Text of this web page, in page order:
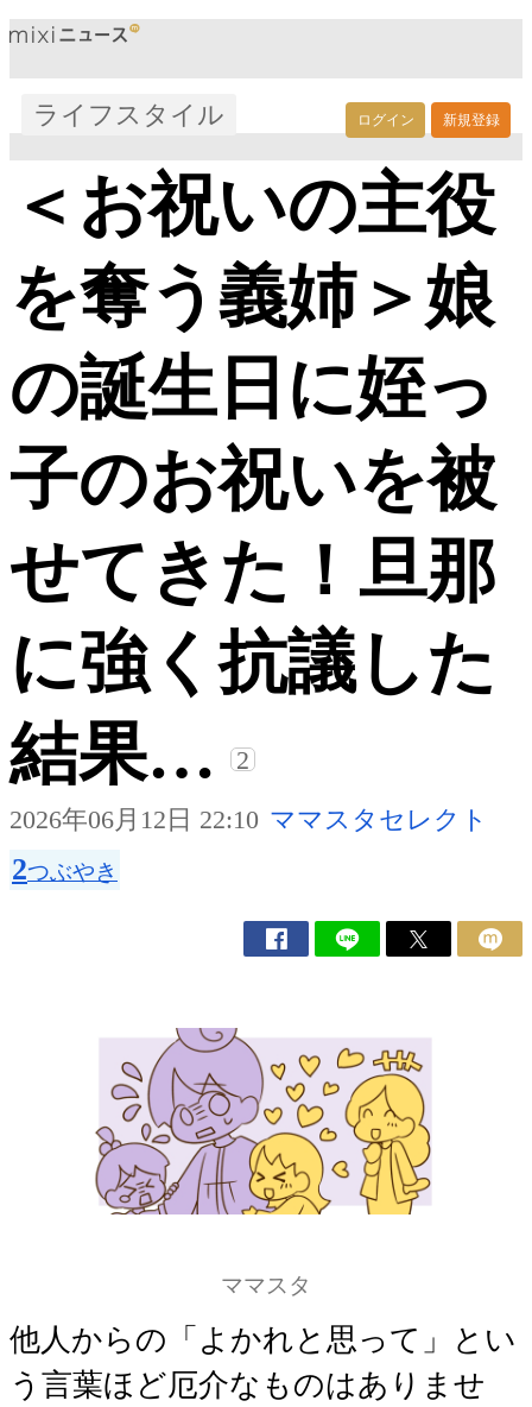
ログイン 新規登録
ライフスタイル
＜お祝いの主役
を奪う義姉＞娘
の誕生日に姪っ
子のお祝いを被
せてきた！旦那
に強く抗議した
結果…
2
2026年06月12日 22:10 ママスタセレクト
2つぶやき
ママスタ
他人からの「よかれと思って」とい
う言葉ほど厄介なものはありませ